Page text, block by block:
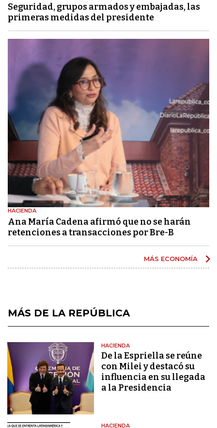
Seguridad, grupos armados y embajadas, las
primeras medidas del presidente
HACIENDA
Ana María Cadena afirmó que no se harán
retenciones a transacciones por Bre-B
MÁS ECONOMÍA
MÁS DE LA REPÚBLICA
HACIENDA
De la Espriella se reúne
con Milei y destacó su
influencia en su llegada
a la Presidencia
HACIENDA